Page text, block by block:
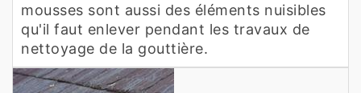
mousses sont aussi des éléments nuisibles
qu'il faut enlever pendant les travaux de
nettoyage de la gouttière.